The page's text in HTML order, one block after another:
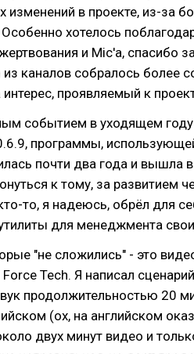
изменений в проекте, из-за
хотелось
и Mic'а, спасибо
каналов собралось более
интерес, проявляемый к
событием в уходящем году
программы,
почти два года и вышла
к тому, за развитием
то, я надеюсь, обрёл для
для менеджмента
"не сложились" - это
Tech. Я написал
продолжительностью 20
(ох, на английском
двух минут видео и